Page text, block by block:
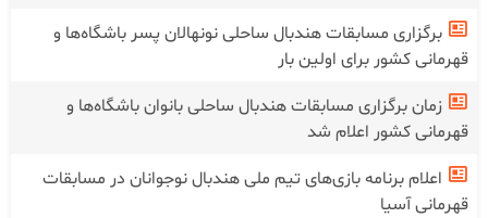
برگزاری مسابقات هندبال ساحلی نونهالان پسر باشگاه‌ها و
قهرمانی کشور برای اولین بار
زمان برگزاری مسابقات هندبال ساحلی بانوان باشگاه‌ها و
قهرمانی کشور اعلام شد
اعلام برنامه بازی‌های تیم ملی هندبال نوجوانان در مسابقات
قهرمانی آسیا